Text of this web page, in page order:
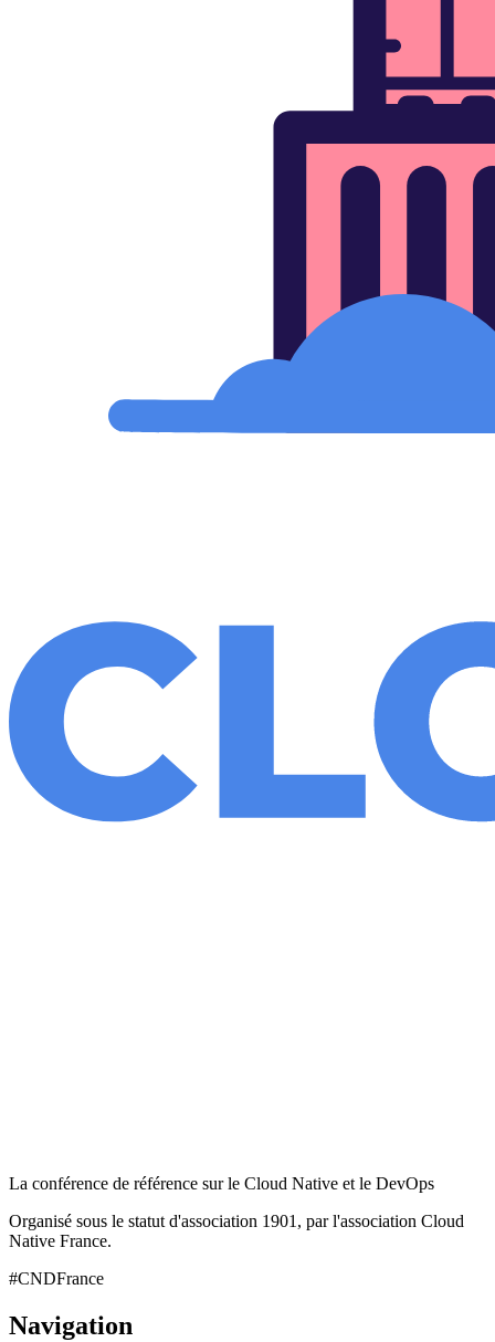
La conférence de référence sur le Cloud Native et le DevOps
Organisé sous le statut d'association 1901, par l'association Cloud
Native France.
#CNDFrance
Navigation